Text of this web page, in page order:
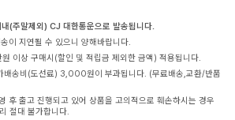
(주말제외) CJ 대한통운으로 발송됩니다.
이 지연될 수 있으니 양해바랍니다.
이상 구매시(할인 및 적립금 제외한 금액) 적용됩니다.
배송비(도선료) 3,000원이 부과됩니다. (무료배송,교환/반품
후 출고 진행되고 있어 상품을 고의적으로 훼손하시는 경우
절대 불가합니다.